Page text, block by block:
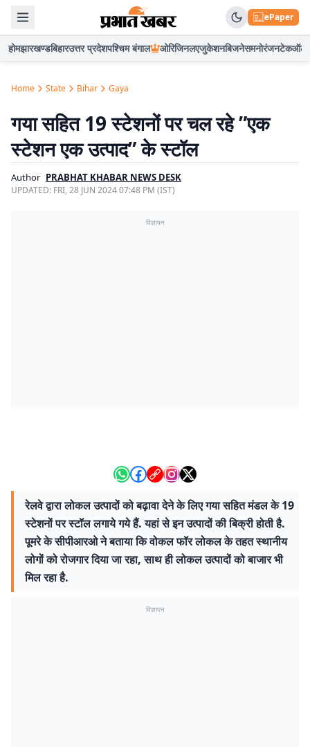
ePaper
होमझारखण्डबिहारउत्तर प्रदेशपश्चिम बंगाल ओरिजिनलएजुकेशनबिजनेसमनोरंजनटेकऑटो
Home State Bihar Gaya
गया सहित 19 स्टेशनों पर चल रहे ”एक
स्टेशन एक उत्पाद” के स्टॉल
Author PRABHAT KHABAR NEWS DESK
UPDATED: FRI, 28 JUN 2024 07:48 PM (IST)
विज्ञापन
रेलवे द्वारा लोकल उत्पादों को बढ़ावा देने के लिए गया सहित मंडल के 19
स्टेशनों पर स्टॉल लगाये गये हैं. यहां से इन उत्पादों की बिक्री होती है.
पूमरे के सीपीआरओ ने बताया कि वोकल फॉर लोकल के तहत स्थानीय
लोगों को रोजगार दिया जा रहा, साथ ही लोकल उत्पादों को बाजार भी
मिल रहा है.
विज्ञापन